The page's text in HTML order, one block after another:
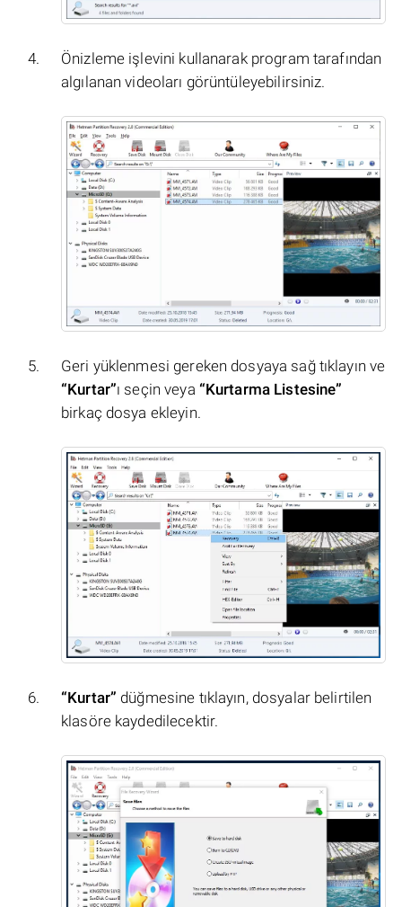
Önizleme işlevini kullanarak program tarafından
algılanan videoları görüntüleyebilirsiniz.
Geri yüklenmesi gereken dosyaya sağ tıklayın ve
“Kurtar”ı seçin veya “Kurtarma Listesine”
birkaç dosya ekleyin.
“Kurtar” düğmesine tıklayın, dosyalar belirtilen
klasöre kaydedilecektir.